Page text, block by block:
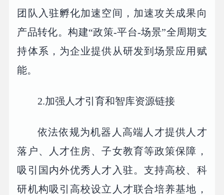
团队入驻孵化加速空间，加速攻关成果向
产品转化。构建“政策-平台-场景”全周期支
持体系，为企业提供从研发到场景应用赋
能。
2.加强人才引育和智库资源链接
依法依规为机器人高端人才提供人才
落户、人才住房、子女教育等政策保障，
吸引国内外优秀人才入驻。支持高校、科
研机构吸引高校设立人才联合培养基地，